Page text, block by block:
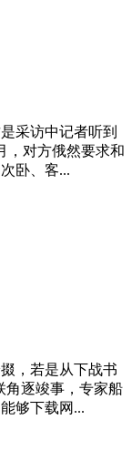
采访中记者听到
，对方俄然要求和
卧、客...
，若是从下战书
角逐竣事，专家船
够下载网...